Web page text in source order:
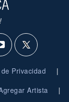
Privacidad |
Artista |